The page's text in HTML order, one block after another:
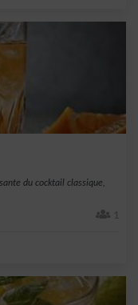
du cocktail classique,
1